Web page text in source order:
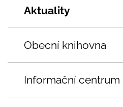
Aktuality
Obecní knihovna
Informační centrum